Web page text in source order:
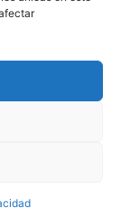
general